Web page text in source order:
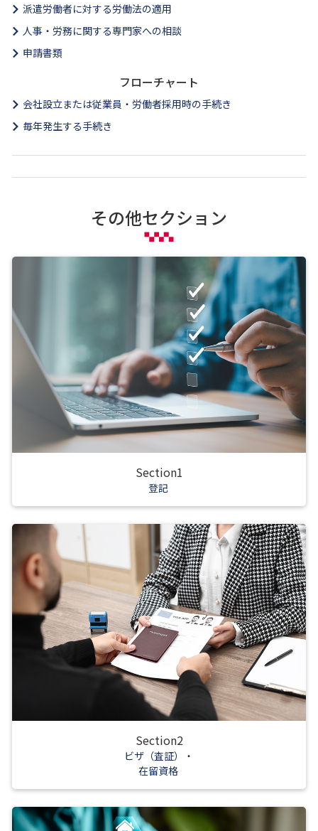
派遣労働者に対する労働法の適用
人事・労務に関する専門家への相談
申請書類
フローチャート
会社設立または従業員・労働者採用時の手続き
毎年発生する手続き
その他セクション
Section1
登記
Section2
ビザ（査証）・
在留資格